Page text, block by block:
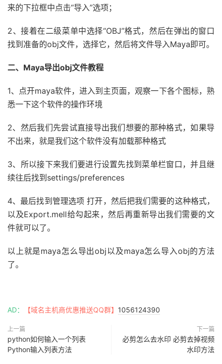
来的下拉框中点击“导入”选项；
2、接着在二级菜单中选择“OBJ”格式，然后在弹出的窗口
找到准备的obj文件，选择它，然后将文件导入Maya即可。
二、Maya导出obj文件教程
1、点开maya软件，进入到主页面，观察一下各个图标，熟
悉一下这个软件的操作环境
2、然后我们先尝试直接导出我们想要的那种格式，如果导
不出来，就是我们这个软件没有加载那种格式
3、所以接下来我们要进行设置先找到菜单栏窗口，并且继
续往后找到settings/preferences
4、最后找到管理选项 打开，然后把我们需要的这种格式，
以及Export.mell给勾起来，然后再重新导出我们需要的文
件就可以了。
以上就是maya怎么导出obj以及maya怎么导入obj的方法
了。
AD： 【域名主机商优惠推送QQ群】 1056124390
上一篇
python如何输入一个列表
Python输入列表方法
下一篇
必剪怎么去水印 必剪去掉视频
水印方法